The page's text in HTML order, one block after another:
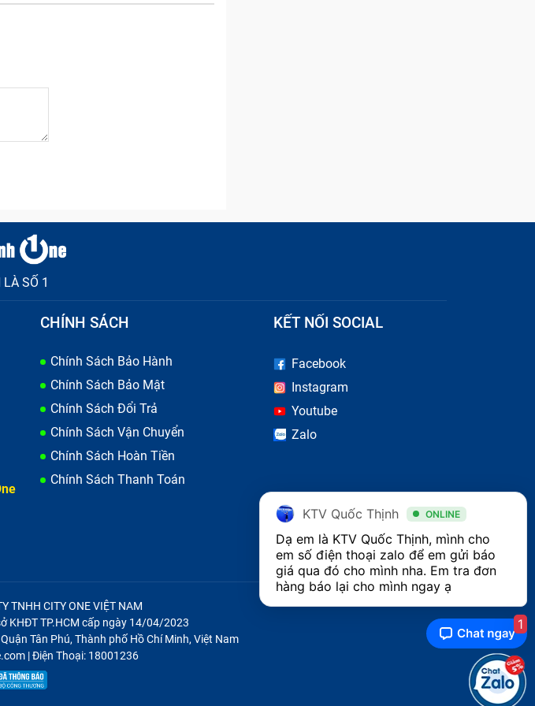
ăn rơi vào khe phím, hoặc các
hoặc phím bị lung lay, mất phím.
SỐ 1
CHÍNH SÁCH
Chính Sách Bảo Hành
Chính Sách Bảo Mật
Chính Sách Đổi Trả
Chính Sách Vận Chuyển
Chính Sách Hoàn Tiền
Chính Sách Thanh Toán
KẾT NỐI SOCIAL
Facebook
Instagram
Youtube
Zalo
TNHH CITY ONE VIỆT NAM
KHĐT TP.HCM cấp ngày 14/04/2023
Tân Phú, Thành phố Hồ Chí Minh, Việt Nam
| Điện Thoại: 18001236
KTV Quốc Thịnh ONLINE
Dạ em là KTV Quốc Thịnh, mình cho
em số điện thoại zalo để em gửi báo
giá qua đó cho mình nha. Em tra đơn
hàng báo lại cho mình ngay ạ
1